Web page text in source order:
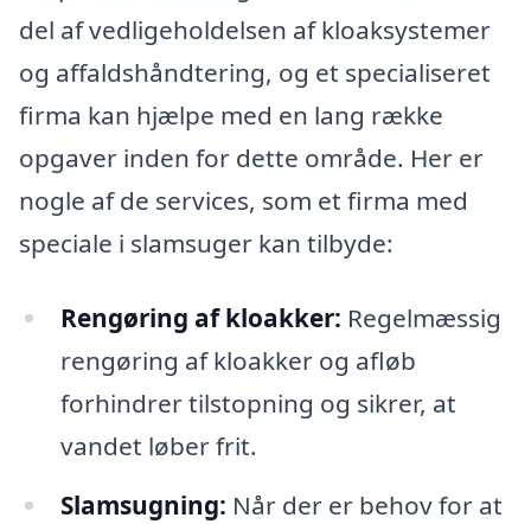
del af vedligeholdelsen af kloaksystemer
og affaldshåndtering, og et specialiseret
firma kan hjælpe med en lang række
opgaver inden for dette område. Her er
nogle af de services, som et firma med
speciale i slamsuger kan tilbyde:
Rengøring af kloakker: Regelmæssig
rengøring af kloakker og afløb
forhindrer tilstopning og sikrer, at
vandet løber frit.
Slamsugning: Når der er behov for at